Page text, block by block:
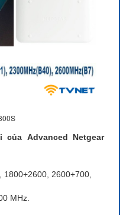
Advanced Netgear
2600+700,
MHz.